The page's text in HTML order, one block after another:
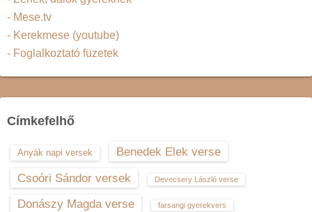
- Mese.tv
- Kerekmese (youtube)
- Foglalkoztató füzetek
Címkefelhő
Anyák napi versek
Benedek Elek verse
Csoóri Sándor versek
Devecsery László verse
Donászy Magda verse farsangi gyerekvers